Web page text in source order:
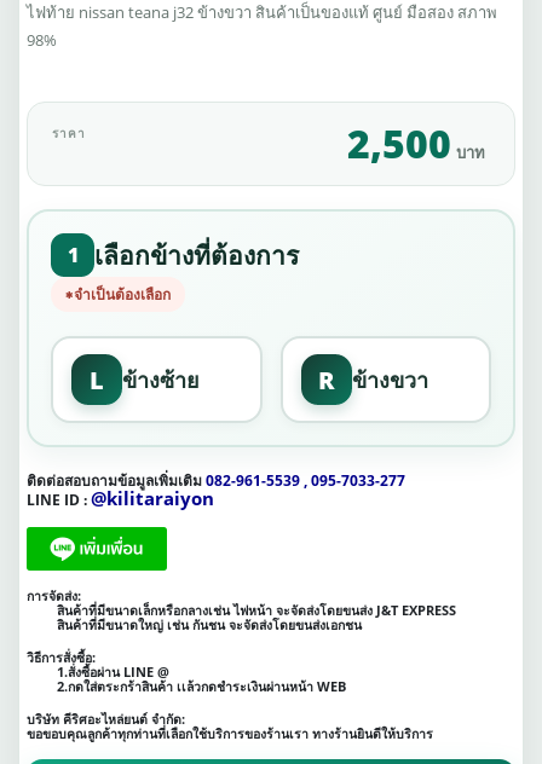
ไฟท้าย nissan teana j32 ข้างขวา สินค้าเป็นของแท้ ศูนย์ มือสอง สภาพ
98%
ราคา 2,500 บาท
1 เลือกข้างที่ต้องการ
จำเป็นต้องเลือก
L ข้างซ้าย R ข้างขวา
ติดต่อสอบถามข้อมูลเพิ่มเติม082-961-5539 , 095-7033-277
LINE ID :@kilitaraiyon
การจัดส่ง:
สินค้าที่มีขนาดเล็กหรือกลางเช่น ไฟหน้า จะจัดส่งโดยขนส่ง J&T EXPRESS
สินค้าที่มีขนาดใหญ่ เช่น กันชน จะจัดส่งโดยขนส่งเอกชน
วิธีการสั่งซื้อ:
1.สั่งซื้อผ่าน LINE @
2.กดใส่ตระกร้าสินค้า เเล้วกดชำระเงินผ่านหน้า WEB
บริษัท คีริศอะไหล่ยนต์ จำกัด:
ขอขอบคุณลูกค้าทุกท่านที่เลือกใช้บริการของร้านเรา ทางร้านยินดีให้บริการ